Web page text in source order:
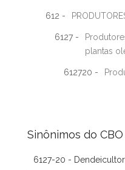
612 -
6127 -
plantas
612720 -
Sinônimos do CBO
6127-20 - Dendeicultor